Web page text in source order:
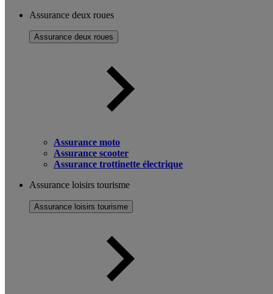
Assurance deux roues
Assurance deux roues
Assurance moto
Assurance scooter
Assurance trottinette électrique
Assurance loisirs tourisme
Assurance loisirs tourisme